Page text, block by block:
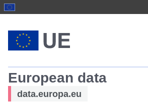
European data
data.europa.eu